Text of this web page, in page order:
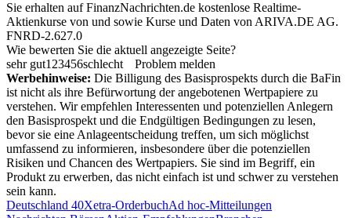
Sie erhalten auf FinanzNachrichten.de kostenlose Realtime-
Aktienkurse von und sowie Kurse und Daten von ARIVA.DE AG.
FNRD-2.627.0
Wie bewerten Sie die aktuell angezeigte Seite?
sehr gut1 23456schlecht
Problem melden
Werbehinweise: Die Billigung des Basisprospekts durch die BaFin
ist nicht als ihre Befürwortung der angebotenen Wertpapiere zu
verstehen. Wir empfehlen Interessenten und potenziellen Anlegern
den Basisprospekt und die Endgültigen Bedingungen zu lesen,
bevor sie eine Anlageentscheidung treffen, um sich möglichst
umfassend zu informieren, insbesondere über die potenziellen
Risiken und Chancen des Wertpapiers. Sie sind im Begriff, ein
Produkt zu erwerben, das nicht einfach ist und schwer zu verstehen
sein kann.
Deutschland 40Xetra-OrderbuchAd hoc-Mitteilungen